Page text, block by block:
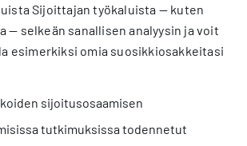
Sijoittajan työkaluista — kuten
— selkeän sanallisen analyysin ja voit
esimerkiksi omia suosikkiosakkeitasi
sijoitusosaamisen
tutkimuksissa todennetut